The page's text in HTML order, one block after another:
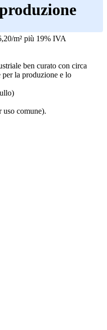
m² più 19% IVA
ben curato con circa
per la produzione e lo
uso comune).